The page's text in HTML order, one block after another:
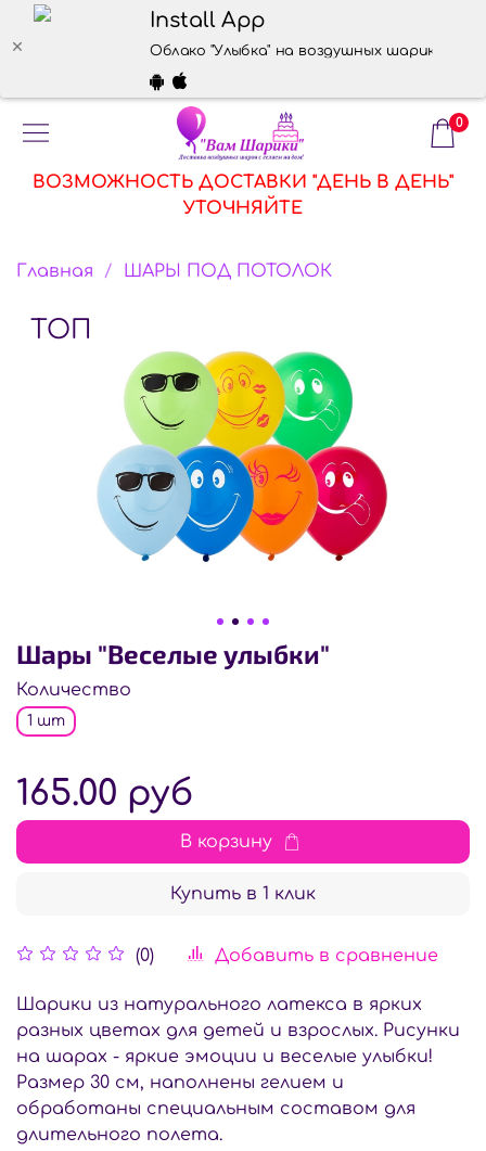
Install App
Облако "Улыбка" на воздушных шариках
0
ВОЗМОЖНОСТЬ ДОСТАВКИ "ДЕНЬ В ДЕНЬ"
УТОЧНЯЙТЕ
Главная ШАРЫ ПОД ПОТОЛОК
ТОП
Шары "Веселые улыбки"
(0) Добавить в сравнение
Количество
1 шт
165.00 руб
В корзину
Купить в 1 клик
Шарики из натурального латекса в ярких
разных цветах для детей и взрослых. Рисунки
на шарах - яркие эмоции и веселые улыбки!
Размер 30 см, наполнены гелием и
обработаны специальным составом для
длительного полета.